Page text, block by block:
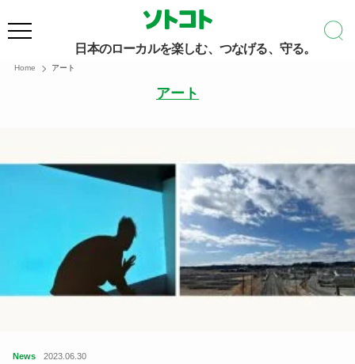
日本のローカルを楽しむ、つなげる、守る。
Home アート
アート
News 2023.06.30